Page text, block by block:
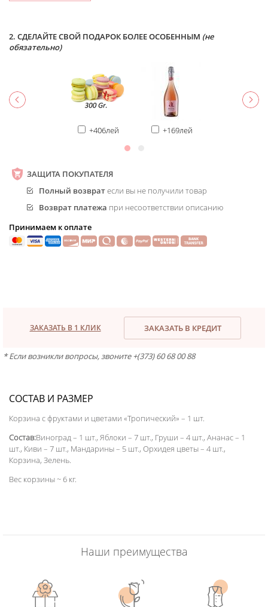
2. СДЕЛАЙТЕ СВОЙ ПОДАРОК БОЛЕЕ ОСОБЕННЫМ (не
обязательно)
+406лей +169лей
ЗАЩИТА ПОКУПАТЕЛЯ
Полный возвратесли вы не получили товар
Возврат платежа при несоответствии описанию
Принимаем к оплате
ЗАКАЗАТЬ В 1 КЛИК ЗАКАЗАТЬ В КРЕДИТ
* Если возникли вопросы, звоните +(373) 60 68 00 88
СОСТАВ И РАЗМЕР
Корзина с фруктами и цветами «Тропический» – 1 шт.
Состав:Виноград – 1 шт., Яблоки – 7 шт., Груши – 4 шт., Ананас – 1
шт., Киви – 7 шт., Мандарины – 5 шт., Орхидея цветы – 4 шт.,
Корзина, Зелень.
Вес корзины ~ 6 кг.
Наши преимущества